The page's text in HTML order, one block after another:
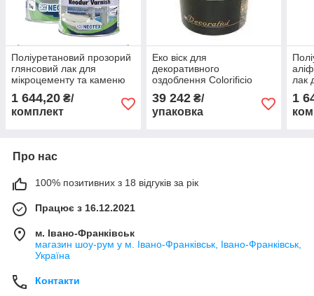
Поліуретановий прозорий
глянсовий лак для
мікроцементу та каменю
GLOSS 1 кг
1 644,20 ₴/
комплект
Еко віск для
декоративного
оздоблення Colorificio
упаковка 20 л
39 242₴/
упаковка
лак
1
Про нас
100% позитивних з 18 відгуків за рік
Працює з 16.12.2021
м. Івано-Франківськ
магазин шоу-рум у м. Івано-Франківськ, Івано-Франківськ,
Україна
Контакти